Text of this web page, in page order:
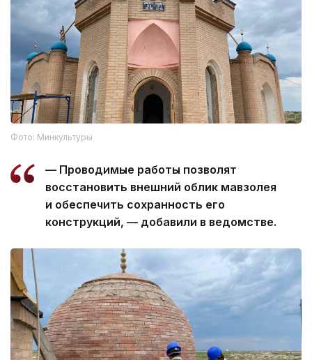
Фото: Минкультуры
— Проводимые работы позволят
восстановить внешний облик мавзолея
и обеспечить сохранность его
конструкций, — добавили в ведомстве.